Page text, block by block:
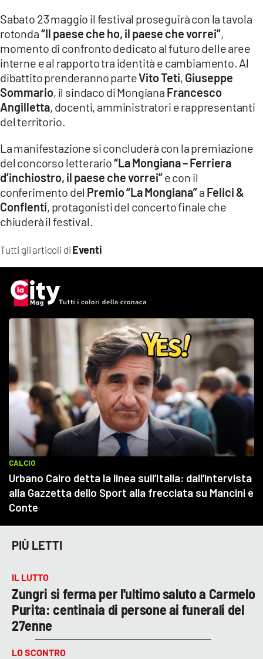
Tutti gli articoli di Eventi
Sabato 23 maggio il festival proseguirà con la tavola
rotonda“Il paese che ho, il paese che vorrei”,
momento di confronto dedicato al futuro delle aree
interne e al rapporto tra identità e cambiamento. Al
dibattito prenderanno parteVito Teti, Giuseppe
Sommario, il sindaco di Mongiana Francesco
Angilletta, docenti, amministratori e rappresentanti
del territorio.
La manifestazione si concluderà con la premiazione
del concorso letterario“La Mongiana – Ferriera
d’inchiostro, il paese che vorrei”e con il
conferimento del Premio “La Mongiana”a Felici &
Conflenti, protagonisti del concerto finale che
chiuderà il festival.
PIÙ LETTI
IL LUTTO
Zungri si ferma per l'ultimo saluto a Carmelo
Purita: centinaia di persone ai funerali del
27enne
LO SCONTRO